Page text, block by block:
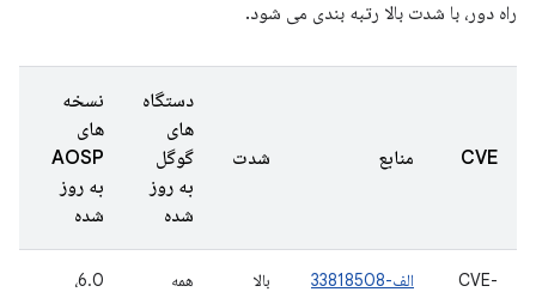
راه دور، با شدت بالا رتبه بندی می شود.
CVE منابع شدت
دستگاه
های
گوگل
به روز
شده
نسخه
های
AOSP
به روز
شده
CVE-
الف-33818508 بالا همه
6.0،